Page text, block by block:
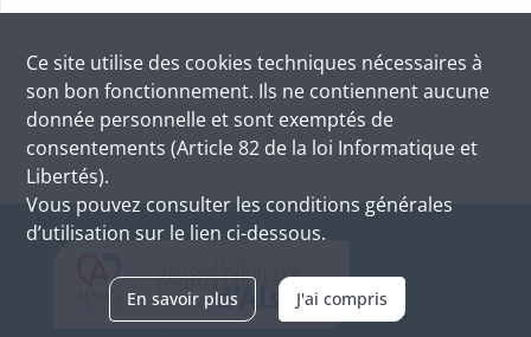
Ce site utilise des cookies techniques nécessaires à
son bon fonctionnement. Ils ne contiennent aucune
donnée personnelle et sont exemptés de
consentements (Article 82 de la loi Informatique et
Libertés).
Vous pouvez consulter les conditions générales
d’utilisation sur le lien ci-dessous.
En savoir plus J'ai compris